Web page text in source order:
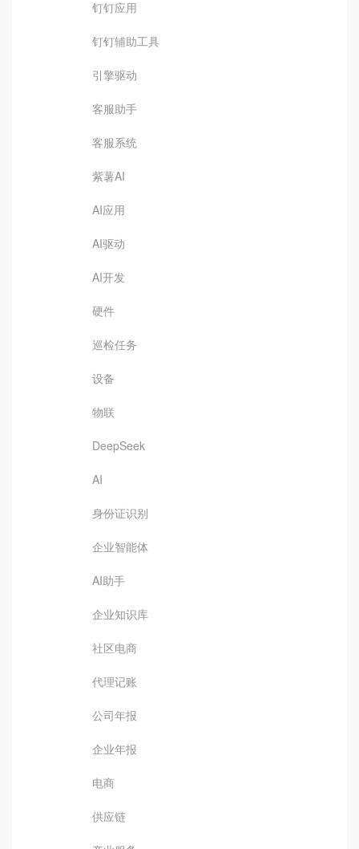
钉钉应用
钉钉辅助工具
引擎驱动
客服助手
客服系统
紫薯AI
AI应用
AI驱动
AI开发
硬件
巡检任务
设备
物联
DeepSeek
AI
身份证识别
企业智能体
AI助手
企业知识库
社区电商
代理记账
公司年报
企业年报
电商
供应链